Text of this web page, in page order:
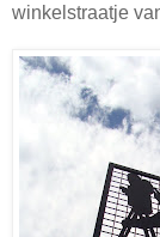
winkelstraatje